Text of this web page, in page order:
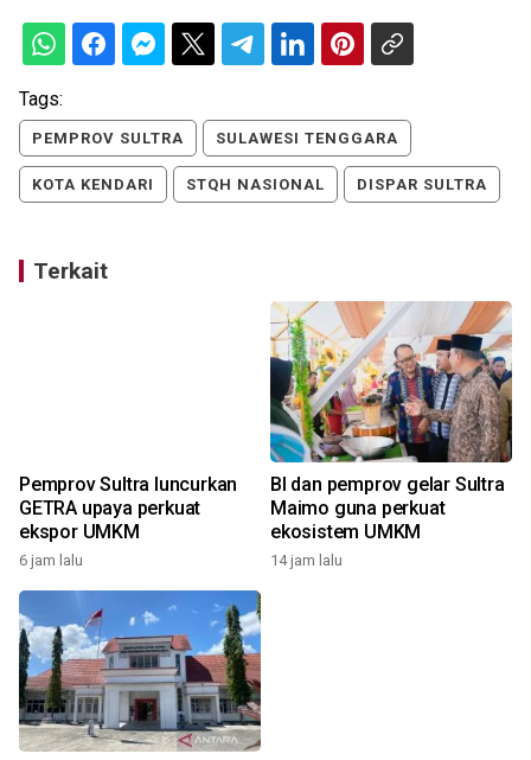
Tags:
PEMPROV SULTRA SULAWESI TENGGARA
KOTA KENDARI STQH NASIONAL DISPAR SULTRA
Terkait
Pemprov Sultra luncurkan
GETRA upaya perkuat
ekspor UMKM
6 jam lalu
BI dan pemprov gelar Sultra
Maimo guna perkuat
ekosistem UMKM
14 jam lalu